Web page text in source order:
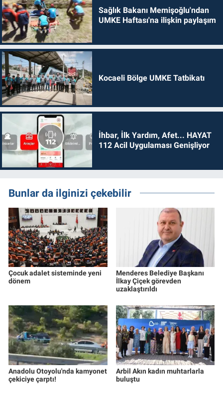
Sağlık Bakanı Memişoğlu'ndan
UMKE Haftası'na ilişkin paylaşım
Kocaeli Bölge UMKE Tatbikatı
İhbar, İlk Yardım, Afet... HAYAT
112 Acil Uygulaması Genişliyor
Bunlar da ilginizi çekebilir
Çocuk adalet sisteminde yeni
dönem
Menderes Belediye Başkanı
İlkay Çiçek görevden
uzaklaştırıldı
Anadolu Otoyolu'nda kamyonet
çekiciye çarptı!
Arbil Akın kadın muhtarlarla
buluştu